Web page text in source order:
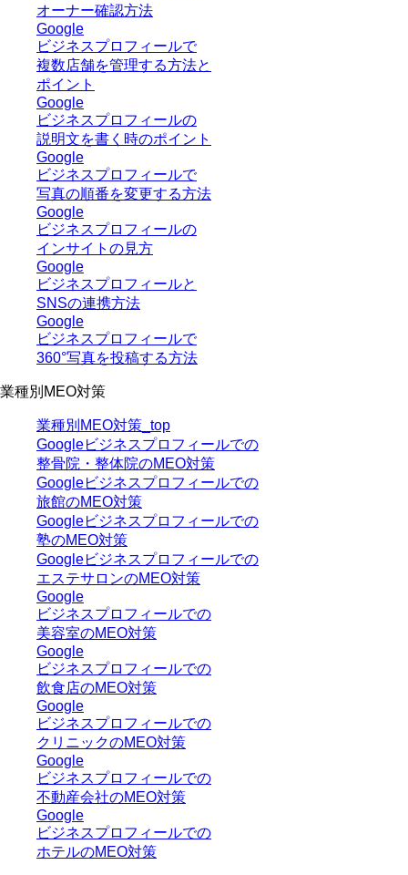
オーナー確認方法
Google
ビジネスプロフィールで
複数店舗を管理する方法と
ポイント
Google
ビジネスプロフィールの
説明文を書く時のポイント
Google
ビジネスプロフィールで
写真の順番を変更する方法
Google
ビジネスプロフィールの
インサイトの見方
Google
ビジネスプロフィールと
SNSの連携方法
Google
ビジネスプロフィールで
360°写真を投稿する方法
業種別MEO対策
業種別MEO対策_top
Googleビジネスプロフィールでの
整骨院・整体院のMEO対策
Googleビジネスプロフィールでの
旅館のMEO対策
Googleビジネスプロフィールでの
塾のMEO対策
Googleビジネスプロフィールでの
エステサロンのMEO対策
Google
ビジネスプロフィールでの
美容室のMEO対策
Google
ビジネスプロフィールでの
飲食店のMEO対策
Google
ビジネスプロフィールでの
クリニックのMEO対策
Google
ビジネスプロフィールでの
不動産会社のMEO対策
Google
ビジネスプロフィールでの
ホテルのMEO対策